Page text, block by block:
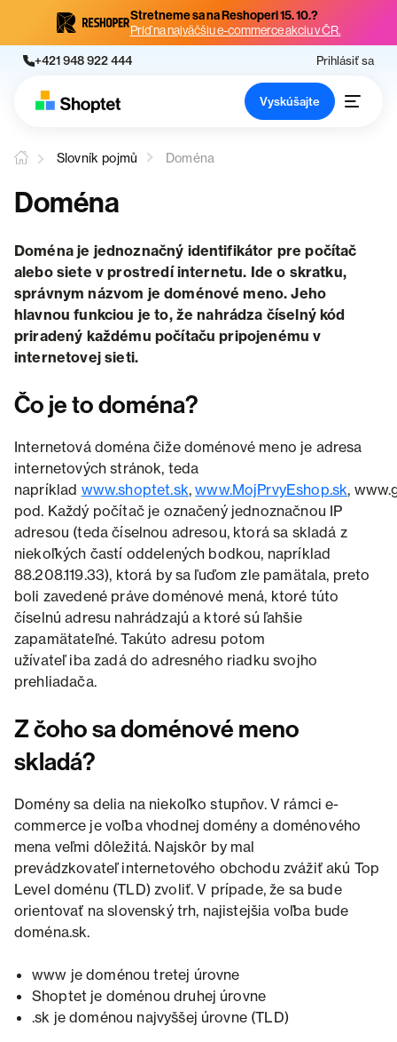
Stretneme sa na Reshoperi 15. 10.?
Príď na najväčšiu e-commerce akciu v ČR.
+421 948 922 444 Prihlásiť sa
Vyskúšajte
Slovník pojmů Doména
Doména
Doména je jednoznačný identifikátor pre počítač
alebo siete v prostredí internetu. Ide o skratku,
správnym názvom je doménové meno. Jeho
hlavnou funkciou je to, že nahrádza číselný kód
priradený každému počítaču pripojenému v
internetovej sieti.
Čo je to doména?
Internetová doména čiže doménové meno je adresa
internetových stránok, teda
napríklad www.shoptet.sk,www.MojPrvyEshop.sk,
pod. Každý počítač je označený jednoznačnou IP
adresou (teda číselnou adresou, ktorá sa skladá z
niekoľkých častí oddelených bodkou, napríklad
88.208.119.33), ktorá by sa ľuďom zle pamätala, preto
boli zavedené práve doménové mená, ktoré túto
číselnú adresu nahrádzajú a ktoré sú ľahšie
zapamätateľné. Takúto adresu potom
užívateľ iba zadá do adresného riadku svojho
prehliadača.
Z čoho sa doménové meno
skladá?
Domény sa delia na niekoľko stupňov. V rámci e-
commerce je voľba vhodnej domény a doménového
mena veľmi dôležitá. Najskôr by mal
prevádzkovateľ internetového obchodu zvážiť akú Top
Level doménu (TLD) zvoliť. V prípade, že sa bude
orientovať na slovenský trh, najistejšia voľba bude
doména.sk.
www je doménou tretej úrovne
Shoptet je doménou druhej úrovne
.sk je doménou najvyššej úrovne (TLD)